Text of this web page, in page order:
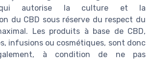
qui autorise la culture et la
du CBD sous réserve du respect du
Les produits à base de CBD,
infusions ou cosmétiques, sont donc
à condition de ne pas